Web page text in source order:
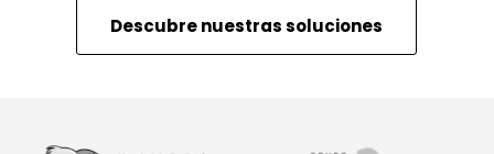
Descubre nuestras soluciones